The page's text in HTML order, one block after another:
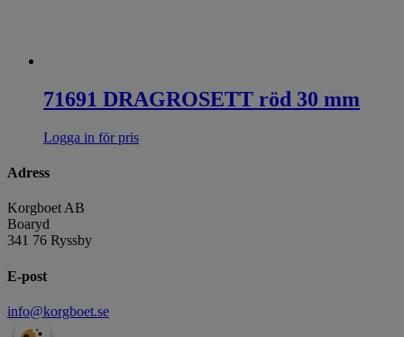
71691 DRAGROSETT röd 30 mm
Logga in för pris
Adress
Korgboet AB
Boaryd
341 76 Ryssby
E-post
info@korgboet.se